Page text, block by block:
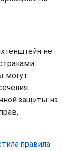
не
могут
защиты на
правила